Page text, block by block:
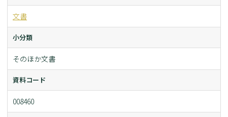
文書
小分類
そのほか文書
資料コード
008460